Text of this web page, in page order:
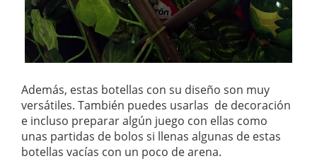
Además, estas botellas con su diseño son muy
versátiles. También puedes usarlas de decoración
e incluso preparar algún juego con ellas como
unas partidas de bolos si llenas algunas de estas
botellas vacías con un poco de arena.